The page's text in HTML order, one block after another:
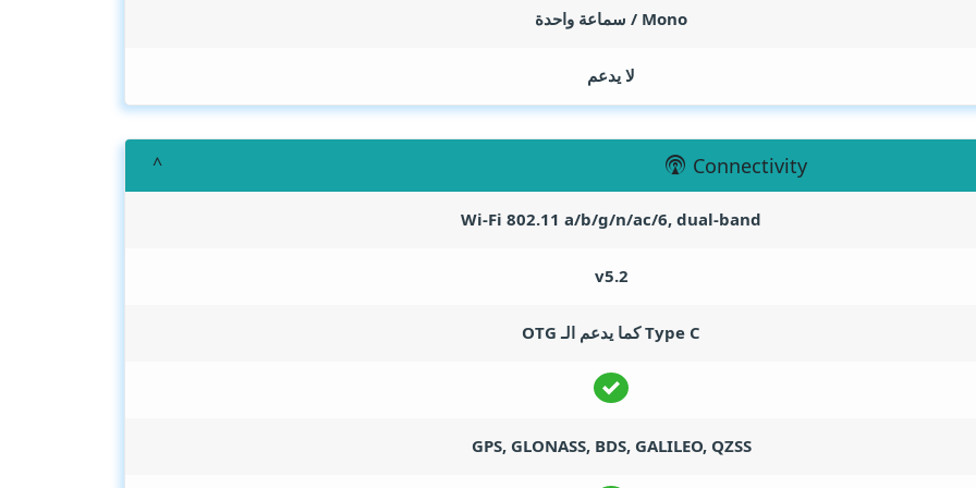
Mono / سماعة واحدة
لا يدعم
Connectivity
Wi-Fi 802.11 a/b/g/n/ac/6, dual-band
v5.2
Type C كما يدعم الـ OTG
GPS, GLONASS, BDS, GALILEO, QZSS